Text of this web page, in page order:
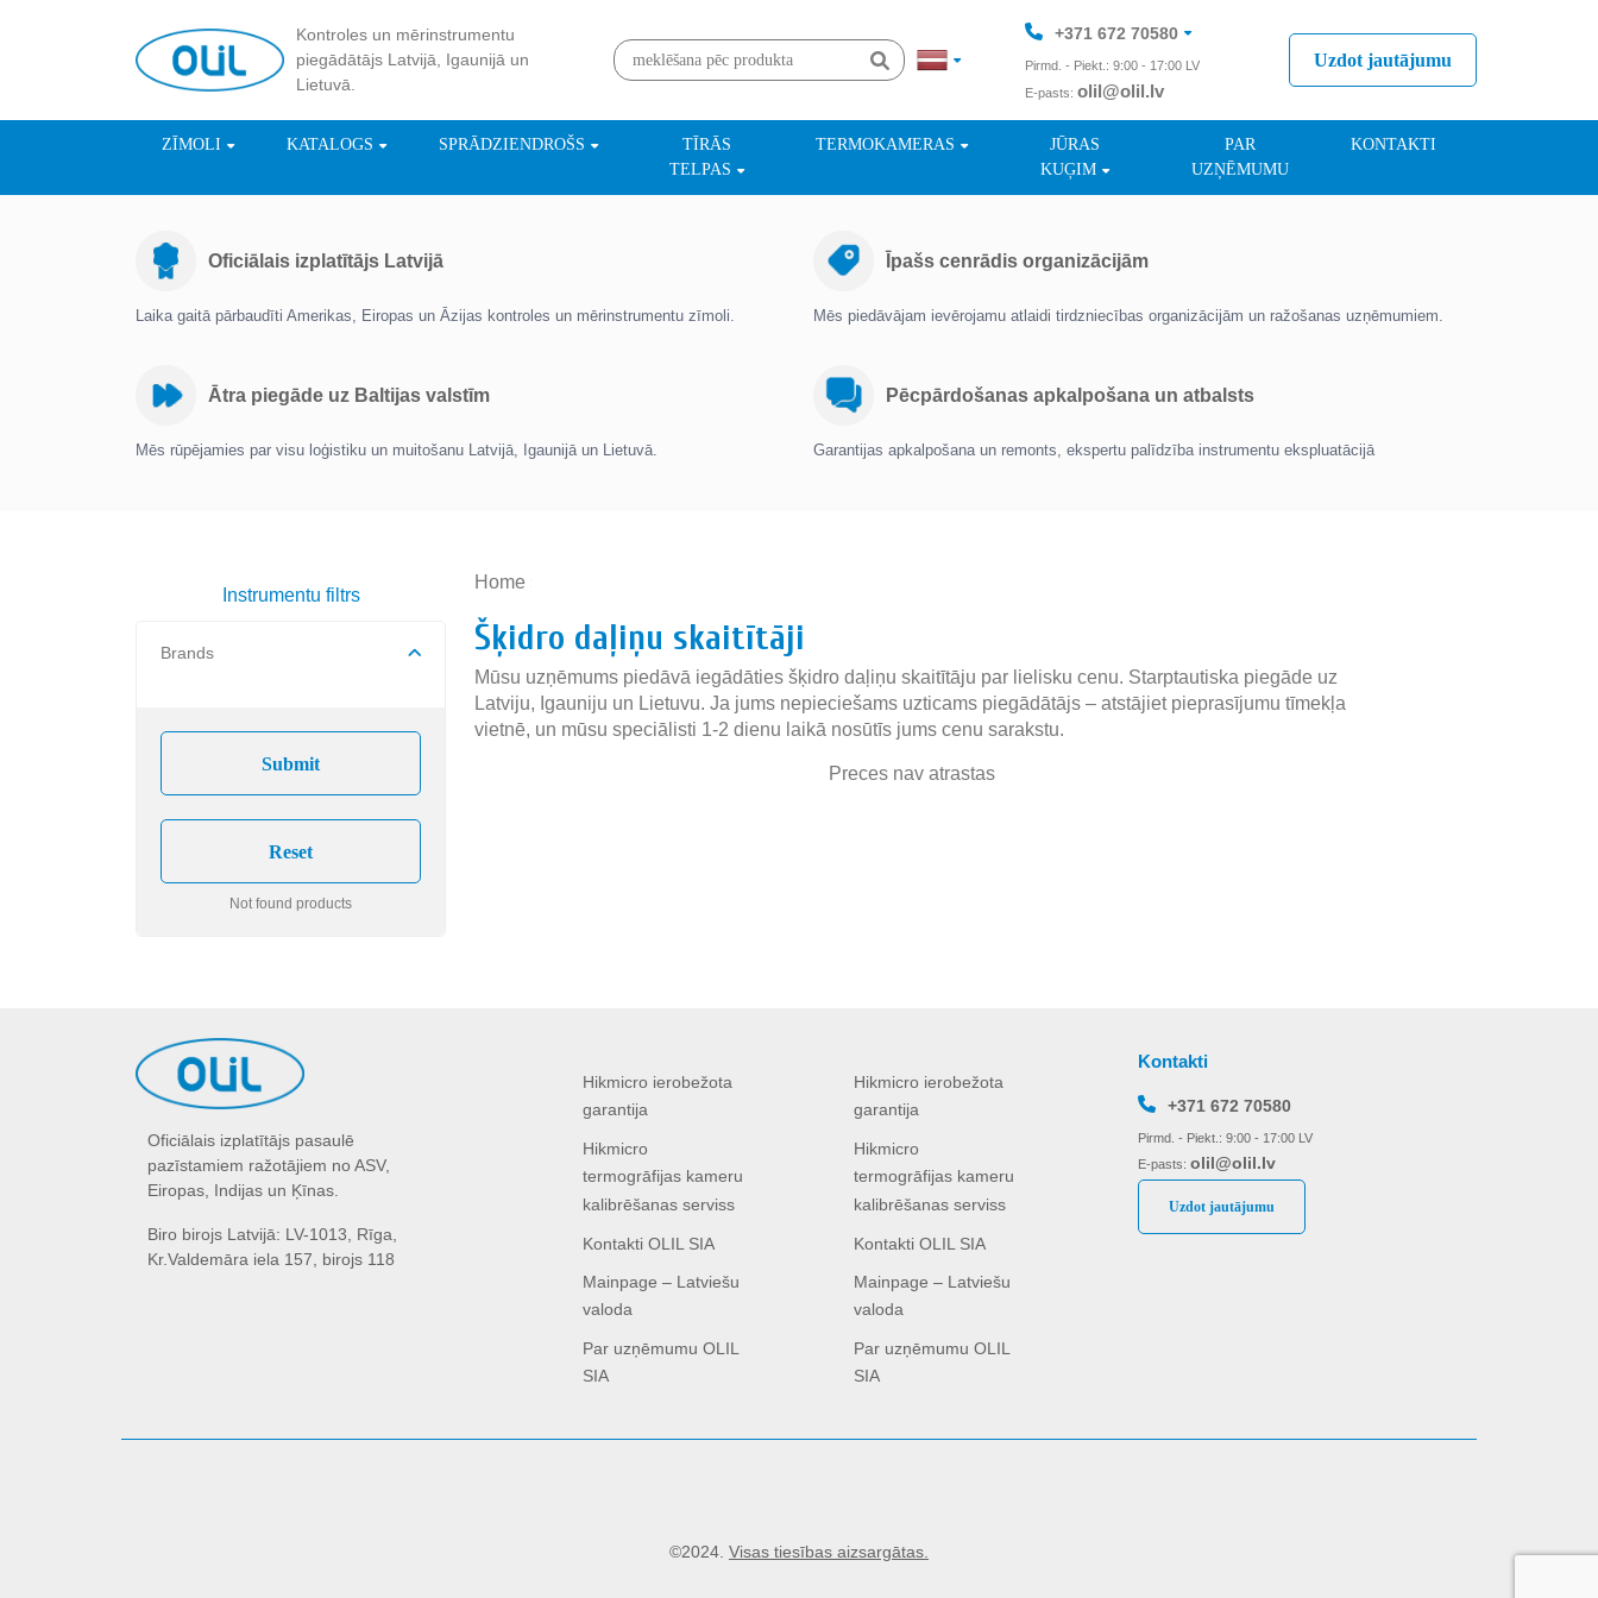
Kontroles un mērinstrumentu
piegādātājs Latvijā, Igaunijā un
Lietuvā.
+371 672 70580
Pirmd. - Piekt.: 9:00 - 17:00 LV
E-pasts: olil@olil.lv
+371 287 11411
Uzdot jautājumu
ZĪMOLI KATALOGS SPRĀDZIENDROŠS
TĪRĀS
TELPAS
TERMOKAMERAS
JŪRAS
KUĢIM
PAR
UZŅĒMUMU
KONTAKTI
Oficiālais izplatītājs Latvijā
Laika gaitā pārbaudīti Amerikas, Eiropas un Āzijas kontroles un mērinstrumentu zīmoli.
Īpašs cenrādis organizācijām
Mēs piedāvājam ievērojamu atlaidi tirdzniecības organizācijām un ražošanas uzņēmumiem.
Ātra piegāde uz Baltijas valstīm
Mēs rūpējamies par visu loģistiku un muitošanu Latvijā, Igaunijā un Lietuvā.
Pēcpārdošanas apkalpošana un atbalsts
Garantijas apkalpošana un remonts, ekspertu palīdzība instrumentu ekspluatācijā
Instrumentu filtrs
Brands
Not found products
Home
Šķidro daļiņu skaitītāji
Mūsu uzņēmums piedāvā iegādāties šķidro daļiņu skaitītāju par lielisku cenu. Starptautiska piegāde uz
Latviju, Igauniju un Lietuvu. Ja jums nepieciešams uzticams piegādātājs – atstājiet pieprasījumu tīmekļa
vietnē, un mūsu speciālisti 1-2 dienu laikā nosūtīs jums cenu sarakstu.
Preces nav atrastas
Oficiālais izplatītājs pasaulē
pazīstamiem ražotājiem no ASV,
Eiropas, Indijas un Ķīnas.
Biro birojs Latvijā: LV-1013, Rīga,
Kr.Valdemāra iela 157, birojs 118
Hikmicro ierobežota
garantija
Hikmicro
termogrāfijas kameru
kalibrēšanas serviss
Kontakti OLIL SIA
Mainpage – Latviešu
valoda
Par uzņēmumu OLIL
SIA
Hikmicro ierobežota
garantija
Hikmicro
termogrāfijas kameru
kalibrēšanas serviss
Kontakti OLIL SIA
Mainpage – Latviešu
valoda
Par uzņēmumu OLIL
SIA
Kontakti
+371 672 70580
Pirmd. - Piekt.: 9:00 - 17:00 LV
E-pasts: olil@olil.lv
Uzdot jautājumu
©2024. Visas tiesības aizsargātas.